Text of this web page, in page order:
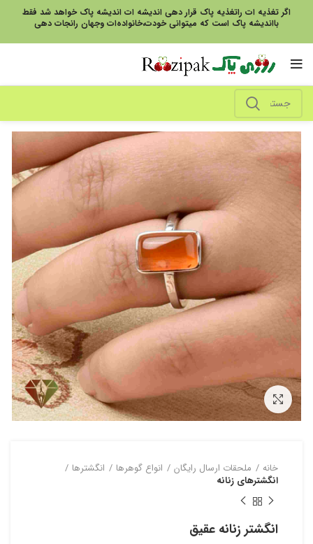
اگر تغذیه ات راتغذیه پاک قرار دهی اندیشه ات اندیشه پاک خواهد شد فقط
بااندیشه پاک است که میتوانی خودت،خانواده‌ات وجهان رانجات دهی
بزرگنمایی تصویر
خانه ملحقات ارسال رایگان انواع گوهرها
انگشترها
انگشترهای زنانه
انگشتر زنانه عقیق